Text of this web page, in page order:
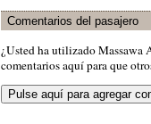
Comentarios del pasajero
¿Usted ha utilizado Massawa
comentarios aquí para que